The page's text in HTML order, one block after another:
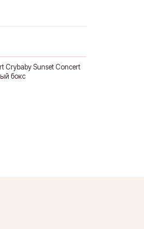
Crybaby Sunset Concert
бокс